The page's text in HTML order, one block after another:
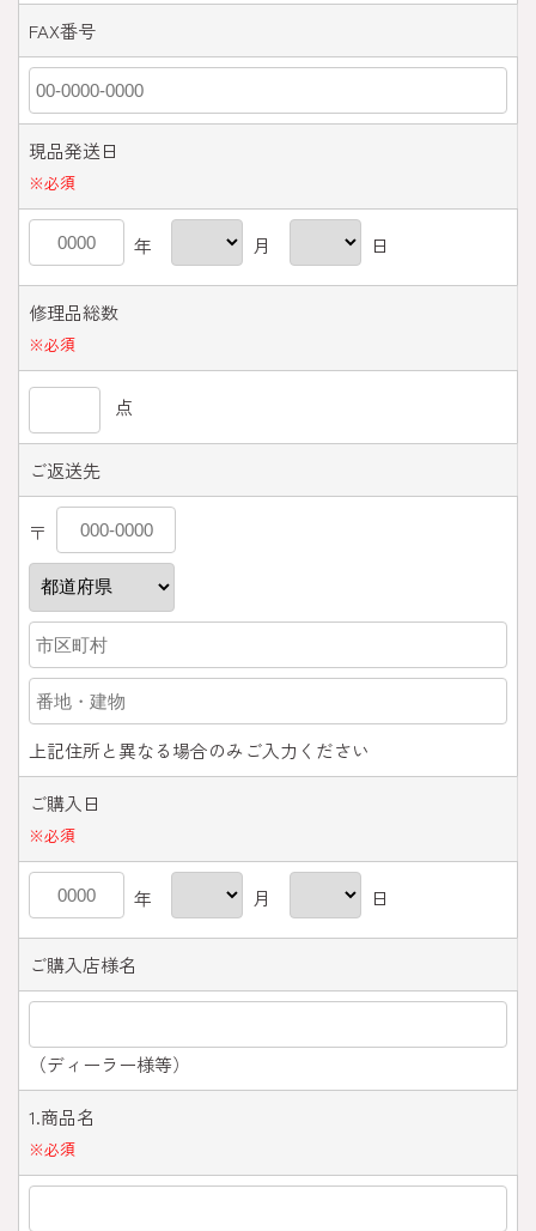
FAX番号
現品発送日
※必須
年 月 日
修理品総数
※必須
点
ご返送先
〒
上記住所と異なる場合のみご入力ください
ご購入日
※必須
年 月 日
ご購入店様名
（ディーラー様等）
1.商品名
※必須